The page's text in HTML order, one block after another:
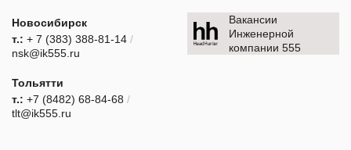
Новосибирск
т.: + 7 (383) 388-81-14 /
nsk@ik555.ru
Тольятти
т.: +7 (8482) 68-84-68 /
tlt@ik555.ru
Вакансии
Инженерной
компании 555